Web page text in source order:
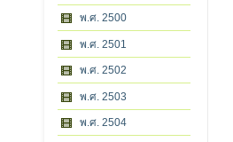
พ.ศ. 2500
พ.ศ. 2501
พ.ศ. 2502
พ.ศ. 2503
พ.ศ. 2504